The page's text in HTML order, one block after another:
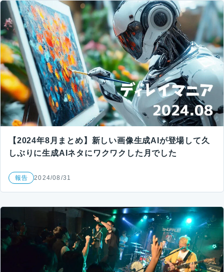
【2024年8月まとめ】新しい画像生成AIが登場して久
しぶりに生成AIネタにワクワクした月でした
報告 2024/08/31